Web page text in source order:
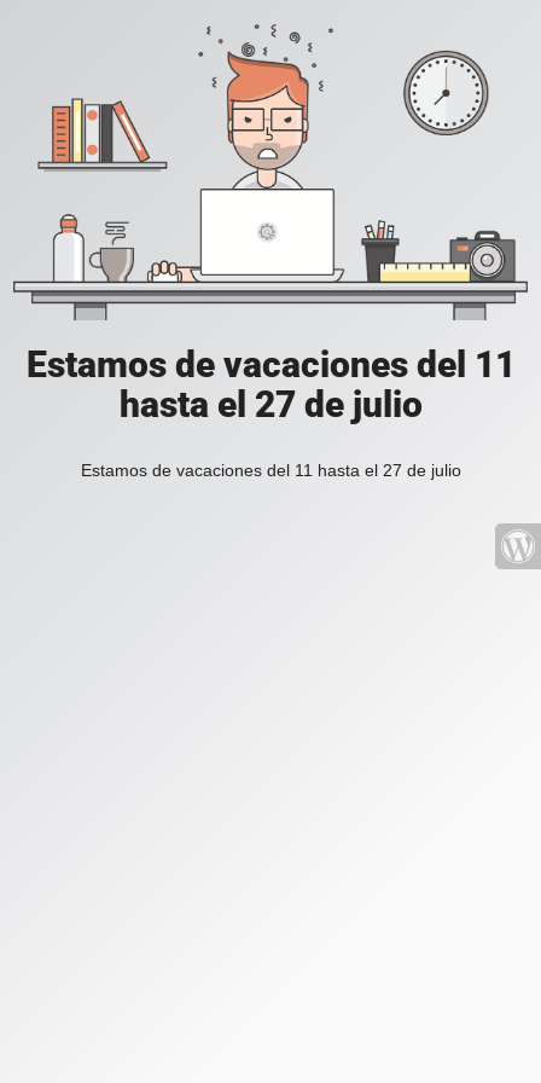
Estamos de vacaciones del 11
hasta el 27 de julio
Estamos de vacaciones del 11 hasta el 27 de julio